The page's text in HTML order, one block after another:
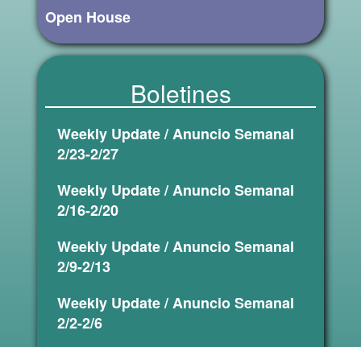
Open House
Boletines
Weekly Update / Anuncio Semanal
2/23-2/27
Weekly Update / Anuncio Semanal
2/16-2/20
Weekly Update / Anuncio Semanal
2/9-2/13
Weekly Update / Anuncio Semanal
2/2-2/6